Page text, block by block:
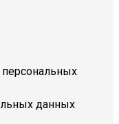
данных